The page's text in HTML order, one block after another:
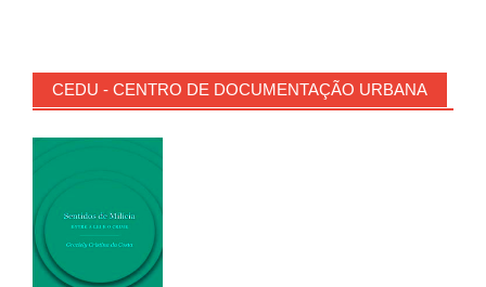
CEDU - CENTRO DE DOCUMENTAÇÃO URBANA